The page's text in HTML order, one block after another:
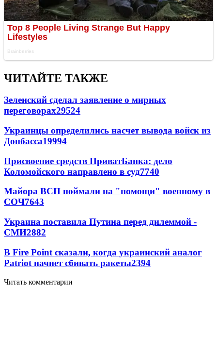
ЧИТАЙТЕ ТАКЖЕ
Зеленский сделал заявление о мирных
переговорах29524
Украинцы определились насчет вывода войск из
Донбасса19994
Присвоение средств ПриватБанка: дело
Коломойского направлено в суд7740
Майора ВСП поймали на "помощи" военному в
СОЧ7643
Украина поставила Путина перед дилеммой -
СМИ2882
В Fire Point сказали, когда украинский аналог
Patriot начнет сбивать ракеты2394
Читать комментарии